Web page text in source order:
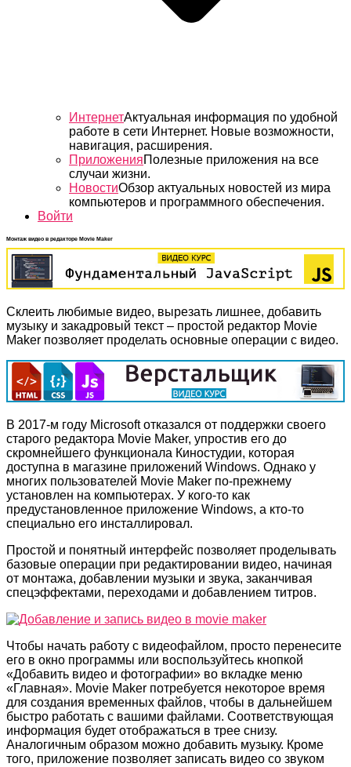
ИнтернетАктуальная информация по удобной
работе в сети Интернет. Новые возможности,
навигация, расширения.
ПриложенияПолезные приложения на все
случаи жизни.
НовостиОбзор актуальных новостей из мира
компьютеров и программного обеспечения.
Войти
Монтаж видео в редакторе Movie Maker
Склеить любимые видео, вырезать лишнее, добавить
музыку и закадровый текст – простой редактор Movie
Maker позволяет проделать основные операции с видео.
В 2017-м году Microsoft отказался от поддержки своего
старого редактора Movie Maker, упростив его до
скромнейшего функционала Киностудии, которая
доступна в магазине приложений Windows. Однако у
многих пользователей Movie Maker по-прежнему
установлен на компьютерах. У кого-то как
предустановленное приложение Windows, а кто-то
специально его инсталлировал.
Простой и понятный интерфейс позволяет проделывать
базовые операции при редактировании видео, начиная
от монтажа, добавлении музыки и звука, заканчивая
спецэффектами, переходами и добавлением титров.
Чтобы начать работу с видеофайлом, просто перенесите
его в окно программы или воспользуйтесь кнопкой
«Добавить видео и фотографии» во вкладке меню
«Главная». Movie Maker потребуется некоторое время
для создания временных файлов, чтобы в дальнейшем
быстро работать с вашими файлами. Соответствующая
информация будет отображаться в трее снизу.
Аналогичным образом можно добавить музыку. Кроме
того, приложение позволяет записать видео со звуком